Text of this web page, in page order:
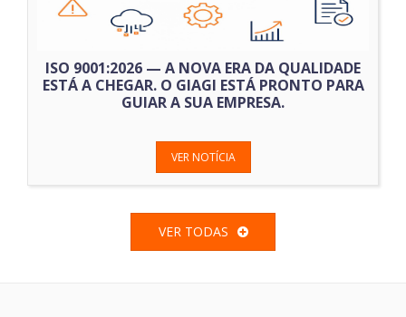
ISO 9001:2026 — A NOVA ERA DA QUALIDADE
ESTÁ A CHEGAR. O GIAGI ESTÁ PRONTO PARA
GUIAR A SUA EMPRESA.
VER NOTÍCIA
VER TODAS